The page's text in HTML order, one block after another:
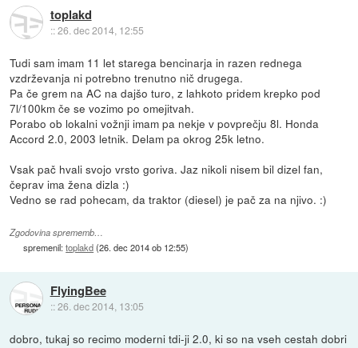
toplakd
::26. dec 2014, 12:55
Tudi sam imam 11 let starega bencinarja in razen rednega
vzdrževanja ni potrebno trenutno nič drugega.
Pa če grem na AC na dajšo turo, z lahkoto pridem krepko pod
7l/100km če se vozimo po omejitvah.
Porabo ob lokalni vožnji imam pa nekje v povprečju 8l. Honda
Accord 2.0, 2003 letnik. Delam pa okrog 25k letno.
Vsak pač hvali svojo vrsto goriva. Jaz nikoli nisem bil dizel fan,
čeprav ima žena dizla :)
Vedno se rad pohecam, da traktor (diesel) je pač za na njivo. :)
Zgodovina sprememb…
spremenil:toplakd(26. dec 2014 ob 12:55)
FlyingBee
::26. dec 2014, 13:05
dobro, tukaj so recimo moderni tdi-ji 2.0, ki so na vseh cestah dobri